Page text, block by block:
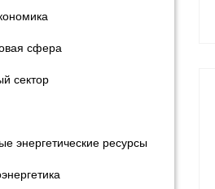
сфера
сектор
энергетические ресурсы